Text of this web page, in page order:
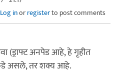
Log inorregisterto post comments
(ड्राफ्ट अनपेड आहे, हे गृहीत
असले, तर शक्य आहे.